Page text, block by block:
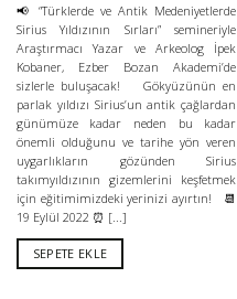
📢 “Türklerde ve Antik Medeniyetlerde
Sirius Yıldızının Sırları” semineriyle
Araştırmacı Yazar ve Arkeolog İpek
Kobaner, Ezber Bozan Akademi’de
sizlerle buluşacak! Gökyüzünün en
parlak yıldızı Sirius’un antik çağlardan
günümüze kadar neden bu kadar
önemli olduğunu ve tarihe yön veren
uygarlıkların gözünden Sirius
takımyıldızının gizemlerini keşfetmek
için eğitimimizdeki yerinizi ayırtın! 📆
19 Eylül 2022 ⏰ [...]
SEPETE EKLE